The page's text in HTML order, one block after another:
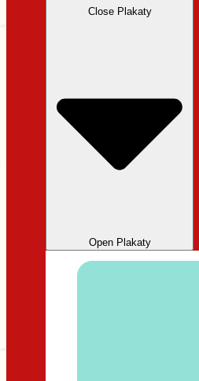
Close Plakaty
Open Plakaty